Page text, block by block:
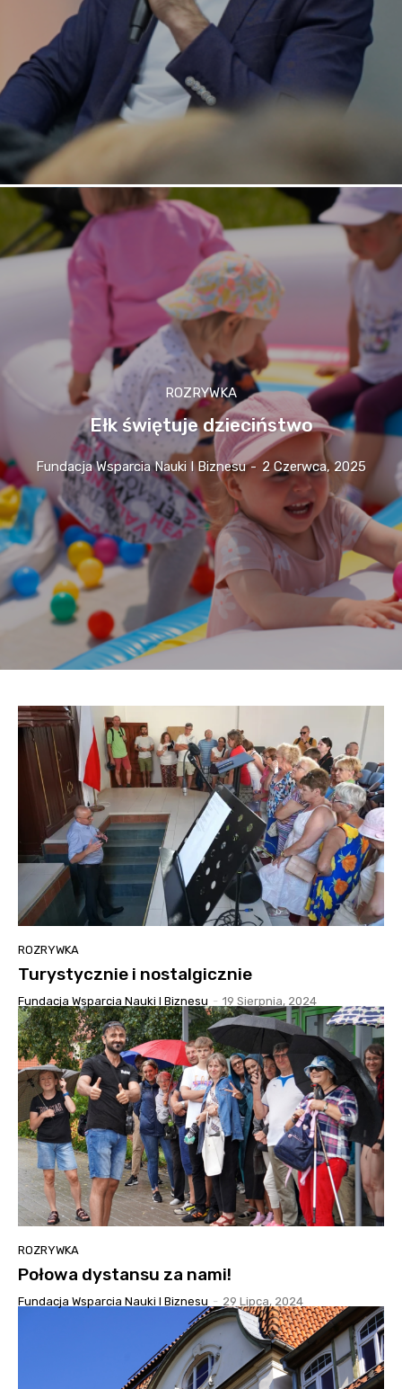
ROZRYWKA
Ełk świętuje dzieciństwo
Fundacja Wsparcia Nauki I Biznesu - 2 Czerwca, 2025
ROZRYWKA
Turystycznie i nostalgicznie
Fundacja Wsparcia Nauki I Biznesu - 19 Sierpnia, 2024
ROZRYWKA
Połowa dystansu za nami!
Fundacja Wsparcia Nauki I Biznesu - 29 Lipca, 2024